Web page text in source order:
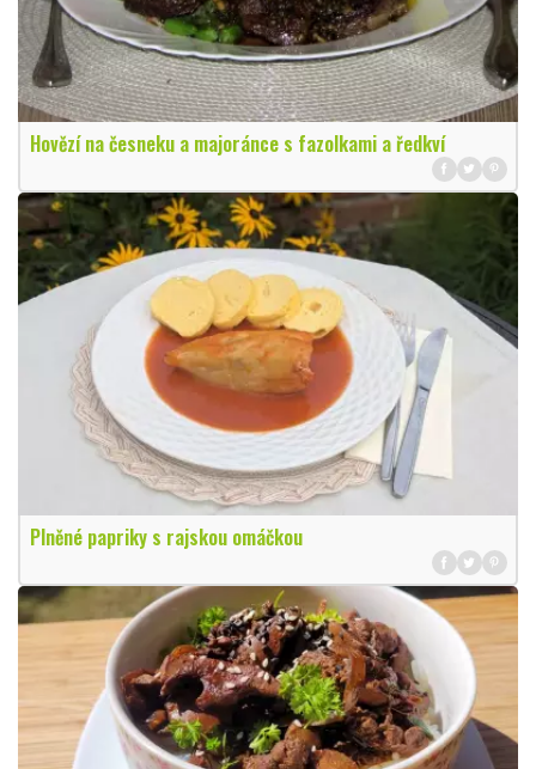
Hovězí na česneku a majoránce s fazolkami a ředkví
Plněné papriky s rajskou omáčkou